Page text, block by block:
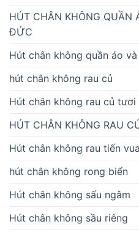
HÚT CHÂN KHÔNG QUẦN
ĐỨC
Hút chân không quần áo
hút chân không rau củ
Hút chân không rau củ tươi
HÚT CHÂN KHÔNG RAU
Hút chân không rau tiến vua
hút chân không rong biển
Hút chân không sấu ngâm
Hút chân không sầu riêng